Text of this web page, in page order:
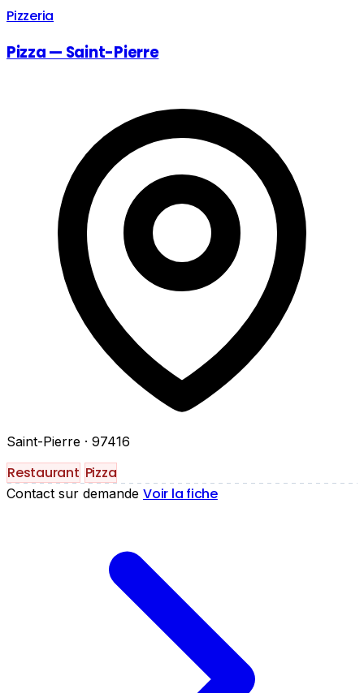
Pizzeria
Pizza — Saint-Pierre
Saint-Pierre · 97416
Restaurant Pizza
Contact sur demande Voir la fiche